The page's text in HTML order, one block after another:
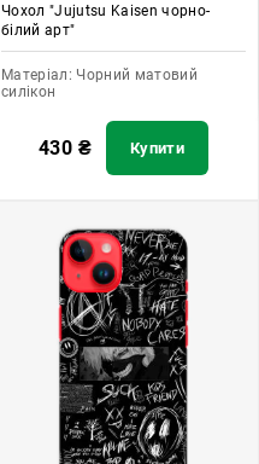
Чохол "Jujutsu Kaisen чорно-
білий арт"
Матеріал: Чорний матовий
силікон
430 ₴ Купити